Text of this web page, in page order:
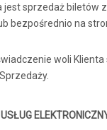
jest sprzedaż biletów
bezpośrednio na
woli